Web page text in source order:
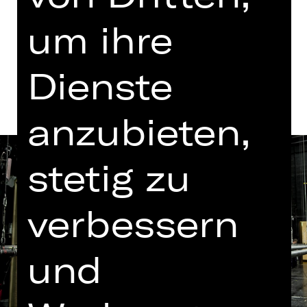
Termine in aktueller Spielzeit
Termine und Besetzung
um ihre
Dienste
anzubieten,
stetig zu
verbessern
und